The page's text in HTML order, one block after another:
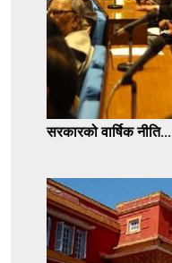
सरकारको वार्षिक नीति...